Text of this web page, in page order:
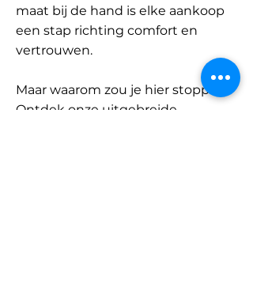
maat bij de hand is elke aankoop
een stap richting comfort en
vertrouwen.
Maar waarom zou je hier stoppen?
Ontdek onze uitgebreide